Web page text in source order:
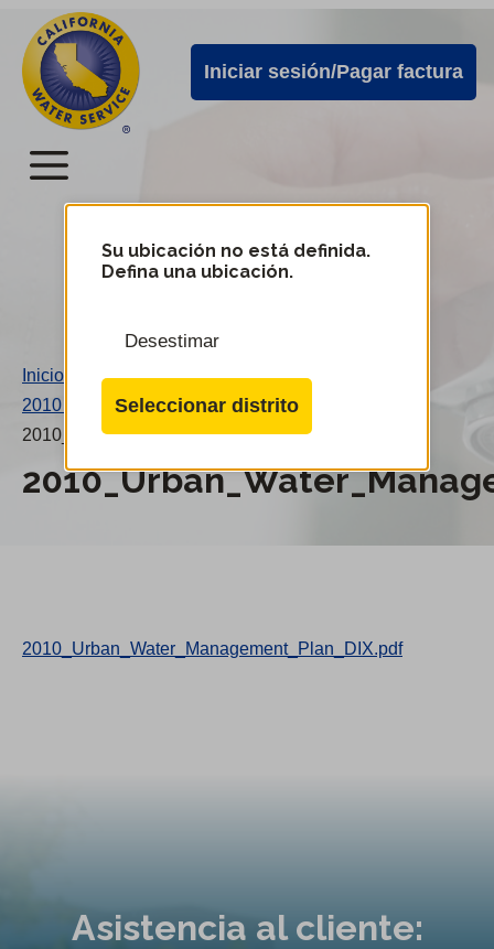
directamente
contenido
principal
Alertas
de
Cal
Water
Iniciar sesión/Pagar factura
Menú
Menú
servicio
de
Cal
Water
Su ubicación no está definida.
Defina una ubicación.
Desestimar
Seleccionar distrito
Inicio
2010 Plan de control urbano del agua (DIX)
2010_Urban_Water_Management_Plan_DIX.pdf
2010_Urban_Water_Management_Plan_DIX.pdf
Asistencia al cliente: